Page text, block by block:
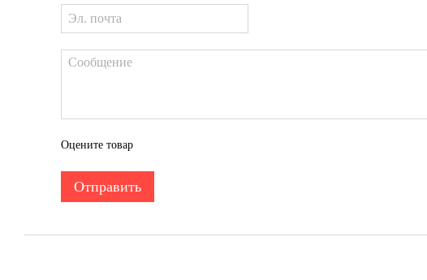
Оцените товар
Отправить